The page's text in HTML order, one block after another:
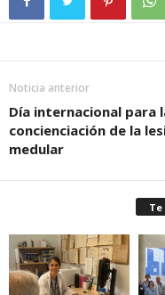
Noticia anterior
Día internacional para
concienciación de la
medular